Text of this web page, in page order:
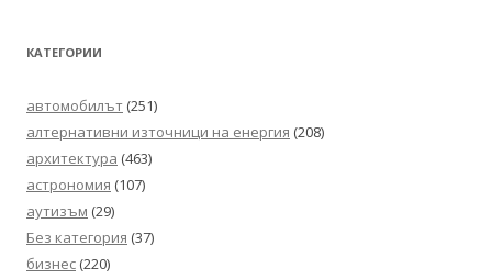
КАТЕГОРИИ
автомобилът (251)
алтернативни източници на енергия (208)
архитектура (463)
астрономия (107)
аутизъм (29)
Без категория (37)
бизнес (220)